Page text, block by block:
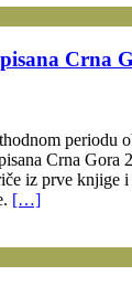
Crna
periodu
Crna Gora
iz prve knjige
[…]